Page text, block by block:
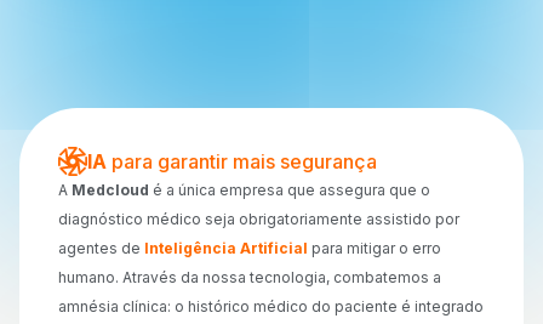
IA para garantir mais segurança
A Medcloud é a única empresa que assegura que o
diagnóstico médico seja obrigatoriamente assistido por
agentes de Inteligência Artificial para mitigar o erro
humano. Através da nossa tecnologia, combatemos a
amnésia clínica: o histórico médico do paciente é integrado